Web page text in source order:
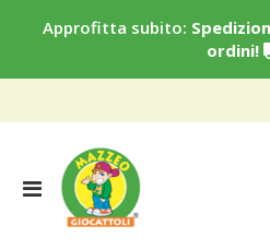
Approfitta subito:
ordini!
Toggle
Nav